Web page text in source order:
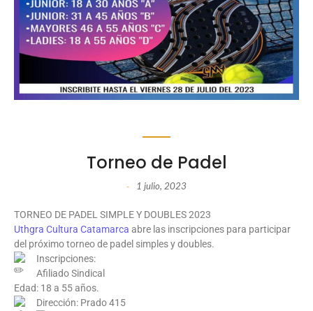
Torneo de Padel
- 1 julio, 2023
TORNEO DE PADEL SIMPLE Y DOUBLES 2023
Uthgra Cultura Catamarca abre las inscripciones para participar
del próximo torneo de padel simples y doubles.
Inscripciones:
Afiliado Sindical
Edad: 18 a 55 años.
Dirección: Prado 415